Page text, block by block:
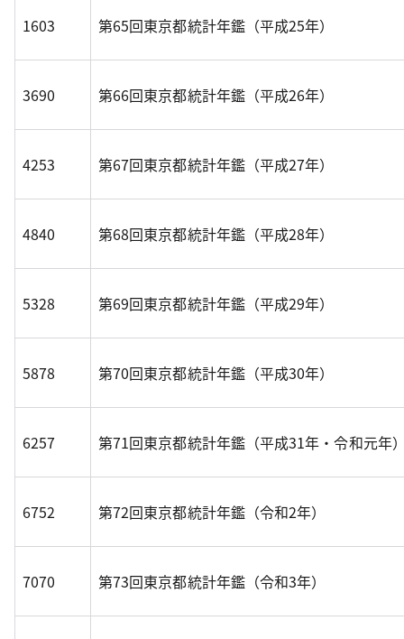
1603 第65回東京都統計年鑑（平成25年）
3690 第66回東京都統計年鑑（平成26年）
4253 第67回東京都統計年鑑（平成27年）
4840 第68回東京都統計年鑑（平成28年）
5328 第69回東京都統計年鑑（平成29年）
5878 第70回東京都統計年鑑（平成30年）
6257 第71回東京都統計年鑑（平成31年・令和元年
6752 第72回東京都統計年鑑（令和2年）
7070 第73回東京都統計年鑑（令和3年）